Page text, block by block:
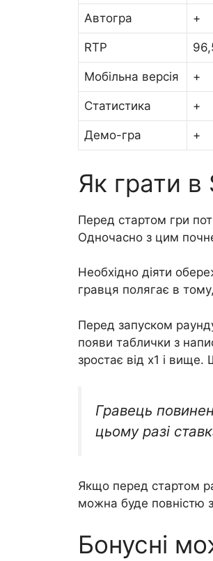
Автогра +
RTP
Мобільна версія +
Статистика +
Демо-гра +
Як грати в
Перед стартом гри
Одночасно з цим
Необхідно діяти
гравця полягає в
Перед запуском
появи таблички з
зростає від х1 і
Гравець
цьому разі
Якщо перед стартом
можна буде повністю
Бонусні